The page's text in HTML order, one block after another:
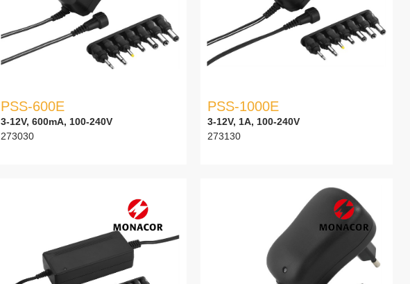
PSS-600E
3-12V, 600mA, 100-240V
273030
PSS-1000E
3-12V, 1A, 100-240V
273130